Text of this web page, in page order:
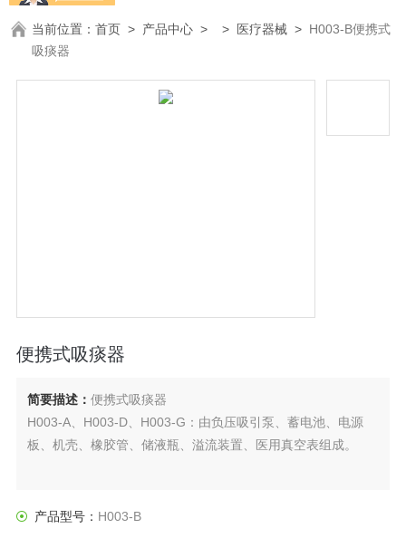
当前位置：首页 > 产品中心 > > 医疗器械 > H003-B便携式
吸痰器
便携式吸痰器
简要描述： 便携式吸痰器
H003-A、H003-D、H003-G：由负压吸引泵、蓄电池、电源
板、机壳、橡胶管、储液瓶、溢流装置、医用真空表组成。
产品型号： H003-B